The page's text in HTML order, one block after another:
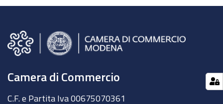
Camera di Commercio
C.F. e Partita Iva 00675070361